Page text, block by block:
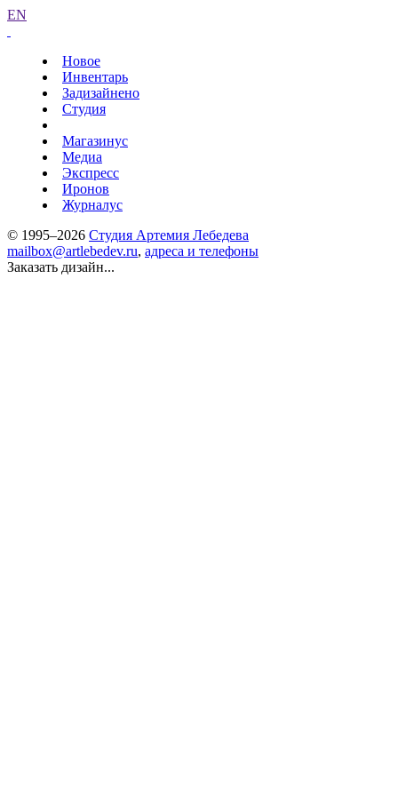
EN
Новое
Инвентарь
Задизайнено
Студия
Магазинус
Медиа
Экспресс
Иронов
Журналус
© 1995–2026 Студия Артемия Лебедева
mailbox@artlebedev.ru, адреса и телефоны
Заказать дизайн...